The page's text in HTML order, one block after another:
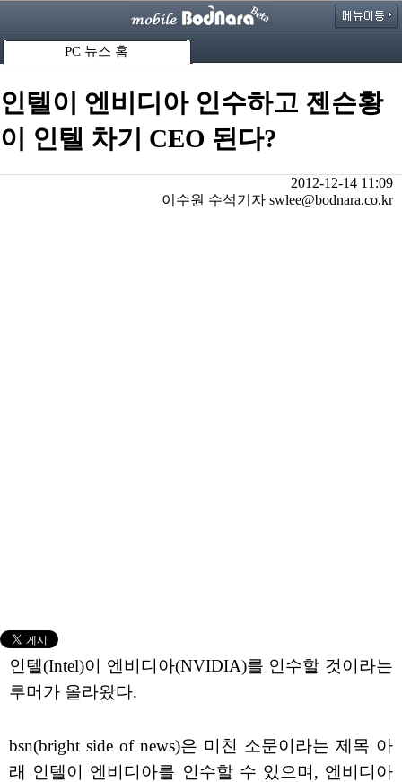
PC 뉴스 홈
인텔이 엔비디아 인수하고 젠슨황
이 인텔 차기 CEO 된다?
2012-12-14 11:09
이수원 수석기자 swlee@bodnara.co.kr
인텔(Intel)이 엔비디아(NVIDIA)를 인수할 것이라는
루머가 올라왔다.
bsn(bright side of news)은 미친 소문이라는 제목 아
래 인텔이 엔비디아를 인수할 수 있으며, 엔비디아